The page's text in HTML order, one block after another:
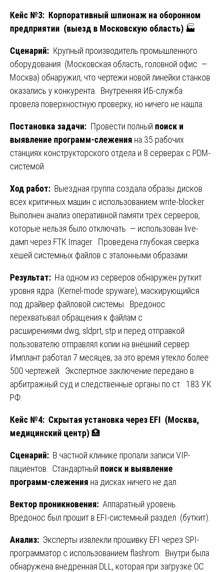
Кейс №3: Корпоративный шпионаж на оборонном
предприятии (выезд в Московскую область) 🏭
Сценарий: Крупный производитель промышленного
оборудования (Московская область, головной офис —
Москва) обнаружил, что чертежи новой линейки станков
оказались у конкурента. Внутренняя ИБ-служба
провела поверхностную проверку, но ничего не нашла.
Постановка задачи: Провести полный поиск и
выявление программ-слежения на 35 рабочих
станциях конструкторского отдела и 8 серверах с PDM-
системой.
Ход работ: Выездная группа создала образы дисков
всех критичных машин с использованием write-blocker.
Выполнен анализ оперативной памяти трёх серверов,
которые нельзя было отключать — использован live-
дамп через FTK Imager. Проведена глубокая сверка
хешей системных файлов с эталонными образами.
Результат: На одном из серверов обнаружен руткит
уровня ядра (Kernel-mode spyware), маскирующийся
под драйвер файловой системы. Вредонос
перехватывал обращения к файлам с
расширениями.dwg,.sldprt,.stp и перед отправкой
пользователю отправлял копии на внешний сервер.
Имплант работал 7 месяцев, за это время утекло более
500 чертежей. Экспертное заключение передано в
арбитражный суд и следственные органы по ст. 183 УК
РФ.
Кейс №4: Скрытая установка через EFI (Москва,
медицинский центр) 🏥
Сценарий: В частной клинике пропали записи VIP-
пациентов. Стандартный поиск и выявление
программ-слежения на дисках ничего не дал.
Вектор проникновения: Аппаратный уровень.
Вредонос был прошит в EFI-системный раздел (буткит).
Анализ: Эксперты извлекли прошивку EFI через SPI-
программатор с использованием flashrom. Внутри была
обнаружена внедренная DLL, которая при загрузке ОС